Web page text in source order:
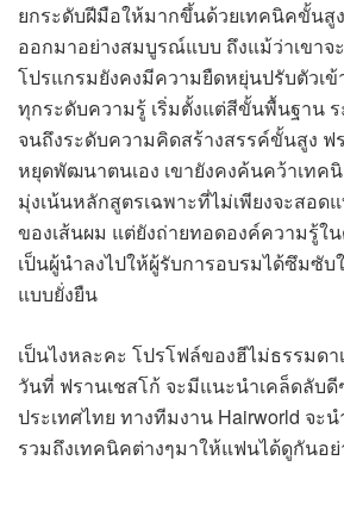
ยกระดับฝีมือให้มากขึ้นด้วยเทคนิคขั้นสู
ออกมาอย่างสมบูรณ์แบบ ถึงแม้ว่าเขา
โปรแกรมยังคงมีความยืดหยุ่นปรับตัวเ
ทุกระดับความรู้ เริ่มตั้งแต่สีขั้นพื้นฐาน
จนถึงระดับความคิดสร้างสรรค์ขั้นสูง ฟ
หยุดพัฒนาตนเอง เขายังคงค้นคว้าเทค
มุ่งเน้นหลักสูตรเฉพาะที่ไม่เพียงจะสอด
ของเส้นผม แต่ยังถ่ายทอดองค์ความรู้ใ
เป็นผู้นำลงไปให้ผู้รับการอบรมได้ซึมซั
แบบยั่งยืน
เป็นไงหละคะ โปรโฟล์ของฮีไม่ธรรมดา
วันที่ ฟรานเชสโก้ จะมีแนะนำเคล็ดลับ
ประเทศไทย ทางทีมงาน Hairworld จะ
รวมถึงเทคนิคต่างๆมาให้แฟนได้ดูกันอ